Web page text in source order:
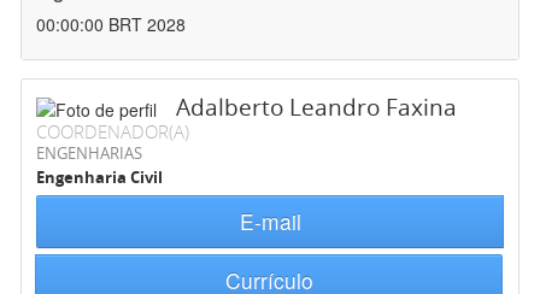
00:00:00 BRT 2028
Adalberto Leandro Faxina
COORDENADOR(A)
ENGENHARIAS
Engenharia Civil
E-mail
Currículo